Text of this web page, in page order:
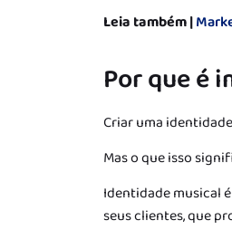
Leia também |
Por que é
Criar uma
Mas o que isso
Identidade musical
seus clientes, que